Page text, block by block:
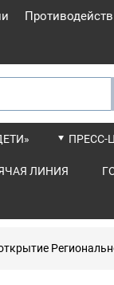
ПРЕСС-
ЛИНИЯ